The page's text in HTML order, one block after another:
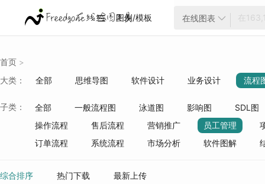
 图例/模板 在线图表 
首页 >
大类： 全部 思维导图 软件设计 业务设计
流程
子类： 全部 一般流程图 泳道图 影响图
SDL图
操作流程
售后流程 营销推广 员工管理
订单流程
系统流程 市场分析 软件图解
综合排序 热门下载 最新上传